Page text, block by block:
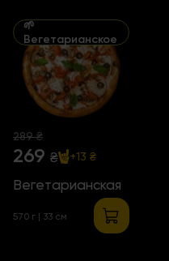
🌱
Вегетарианское
289 ₴
269 ₴ +13 ₴
Вегетарианская
570 г | 33 см